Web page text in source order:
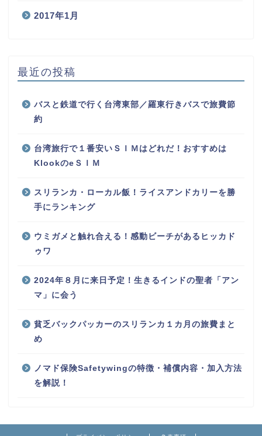
2017年3月
2017年1月
バスと鉄道で行く台湾東部／羅東行きバスで旅費節
台湾旅行で１番安いＳＩＭはどれだ！おすすめは
スリランカ・ローカル飯！ライスアンドカリーを勝
ウミガメと触れ合える！感動ビーチがあるヒッカド
2024年８月に来日予定！生きるインドの聖者「アン
貧乏バックパッカーのスリランカ１カ月の旅費まと